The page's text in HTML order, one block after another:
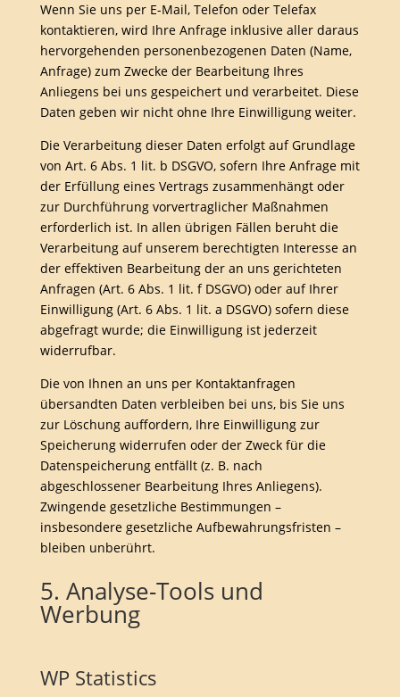
Wenn Sie uns per E-Mail, Telefon oder Telefax
kontaktieren, wird Ihre Anfrage inklusive aller daraus
hervorgehenden personenbezogenen Daten (Name,
Anfrage) zum Zwecke der Bearbeitung Ihres
Anliegens bei uns gespeichert und verarbeitet. Diese
Daten geben wir nicht ohne Ihre Einwilligung weiter.
Die Verarbeitung dieser Daten erfolgt auf Grundlage
von Art. 6 Abs. 1 lit. b DSGVO, sofern Ihre Anfrage mit
der Erfüllung eines Vertrags zusammenhängt oder
zur Durchführung vorvertraglicher Maßnahmen
erforderlich ist. In allen übrigen Fällen beruht die
Verarbeitung auf unserem berechtigten Interesse an
der effektiven Bearbeitung der an uns gerichteten
Anfragen (Art. 6 Abs. 1 lit. f DSGVO) oder auf Ihrer
Einwilligung (Art. 6 Abs. 1 lit. a DSGVO) sofern diese
abgefragt wurde; die Einwilligung ist jederzeit
widerrufbar.
Die von Ihnen an uns per Kontaktanfragen
übersandten Daten verbleiben bei uns, bis Sie uns
zur Löschung auffordern, Ihre Einwilligung zur
Speicherung widerrufen oder der Zweck für die
Datenspeicherung entfällt (z. B. nach
abgeschlossener Bearbeitung Ihres Anliegens).
Zwingende gesetzliche Bestimmungen –
insbesondere gesetzliche Aufbewahrungsfristen –
bleiben unberührt.
5. Analyse-Tools und
Werbung
WP Statistics